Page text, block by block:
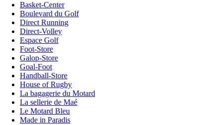
Basket-Center
Boulevard du Golf
Direct Running
Direct-Volley
Espace Golf
Foot-Store
Galop-Store
Goal-Foot
Handball-Store
House of Rugby
La bagagerie du Motard
La sellerie de Maé
Le Motard Bleu
Made in Paradis